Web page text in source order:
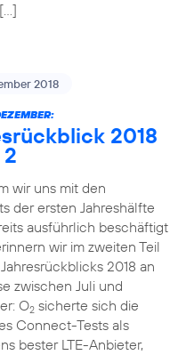
2018
2018
wir uns mit den
der ersten Jahreshälfte
ausführlich beschäftigt
wir im zweiten Teil
2018 an
zwischen Juli und
O2sicherte sich die
Connect-Tests als
bester LTE-Anbieter,